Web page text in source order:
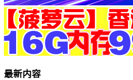
最新内容